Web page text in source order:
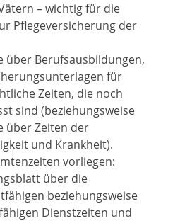
– wichtig für die
Pflegeversicherung der
über Berufsausbildungen,
für
Zeiten, die noch
sind (beziehungsweise
über Zeiten der
und Krankheit).
vorliegen:
über die
beziehungsweise
Dienstzeiten und